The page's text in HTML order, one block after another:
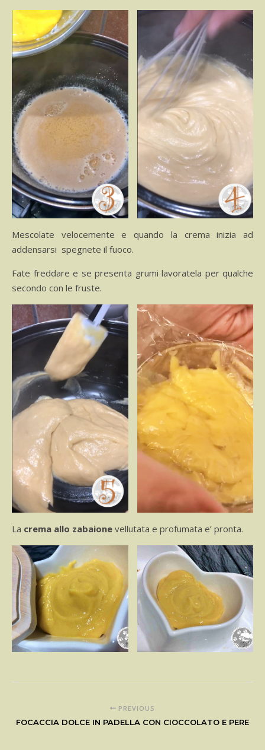
Mescolate velocemente e quando la crema inizia ad
addensarsi spegnete il fuoco.
Fate freddare e se presenta grumi lavoratela per qualche
secondo con le fruste.
La crema allo zabaione vellutata e profumata e’ pronta.
PREVIOUS
FOCACCIA DOLCE IN PADELLA CON CIOCCOLATO E PERE